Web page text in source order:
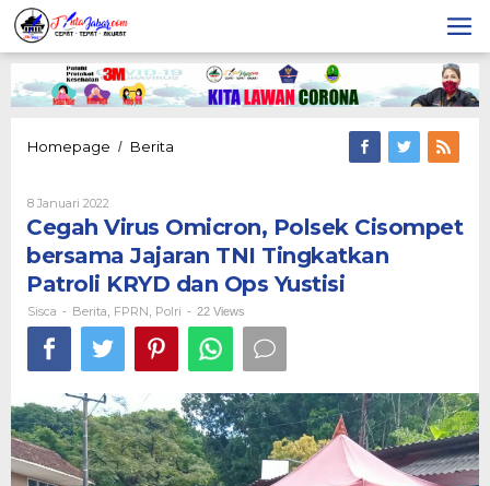
Lewati
ke
konten
Homepage / Berita
Cisompet
Jajaran
TNI
Patroli
KRYD
Yustisi
8 Januari 2022
Sisca
Cegah Virus Omicron, Polsek Cisompet
bersama Jajaran TNI Tingkatkan
Patroli KRYD dan Ops Yustisi
Sisca - Berita FPRN Polri - 22 Views